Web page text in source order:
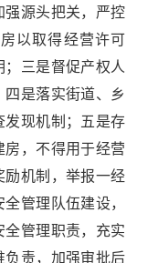
源头把关，严控
以取得经营许可
三是督促产权人
是落实街道、乡
现机制；五是存
，不得用于经营
励机制，举报一经
管理队伍建设，
管理职责，充实
责，加强审批后